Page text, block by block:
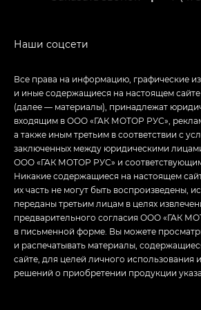
Все права на информацию, графические
и иные содержащиеся на настоящем
(далее — материалы), принадлежат
входящим в ООО «ГАК МОТОР РУС»,
а также иным третьим в соответствии с
заключенных между юридическими
ООО «ГАК МОТОР РУС» и
Никакие содержащиеся на настоящем
их часть не могут быть воспроизведены,
переданы третьим лицам в целях
предварительного согласия ООО «ГАК
в письменной форме. Вы можете
и распечатывать материалы,
сайте, для целей личного использования
решений о приобретении продукции